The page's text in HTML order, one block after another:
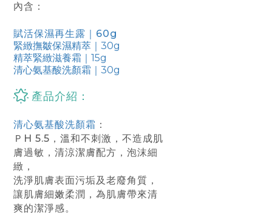
內含：
賦活保濕再生露｜60g
緊緻撫皺保濕精萃｜30g
精萃緊緻滋養霜｜15g
清心氨基酸洗顏霜｜30g
產品介紹 ：
清心氨基酸洗顏霜 ：
ＰH 5.5，溫和不刺激，不造成肌
膚過敏，清涼潔膚配方，泡沫細
緻，
洗淨肌膚表面污垢及老廢角質，
讓肌膚細嫩柔潤，為肌膚帶來清
爽的潔淨感。